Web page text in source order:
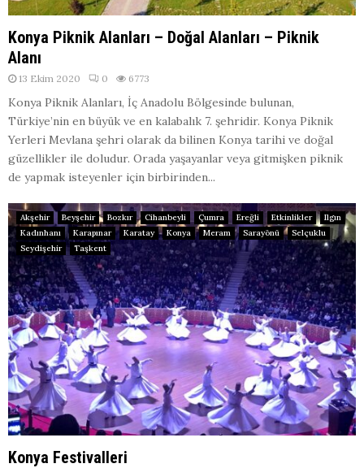
Konya Piknik Alanları – Doğal Alanları – Piknik
Alanı
13 Ekim 2020 0 6773
Konya Piknik Alanları, İç Anadolu Bölgesinde bulunan,
Türkiye’nin en büyük ve en kalabalık 7. şehridir. Konya Piknik
Yerleri Mevlana şehri olarak da bilinen Konya tarihi ve doğal
güzellikler ile doludur. Orada yaşayanlar veya gitmişken piknik
de yapmak isteyenler için birbirinden...
Akşehir Beyşehir Bozkır Cihanbeyli Çumra Ereğli Etkinlikler
Ilgın
Kadınhanı
Karapınar Karatay Konya Meram Sarayönü
Selçuklu
Seydişehir
Taşkent
Konya Festivalleri